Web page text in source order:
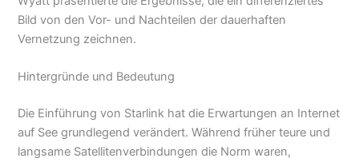
Bild von den Vor- und Nachteilen der dauerhaften
Vernetzung zeichnen.
Hintergründe und Bedeutung
Die Einführung von Starlink hat die Erwartungen an Internet
auf See grundlegend verändert. Während früher teure und
langsame Satellitenverbindungen die Norm waren,